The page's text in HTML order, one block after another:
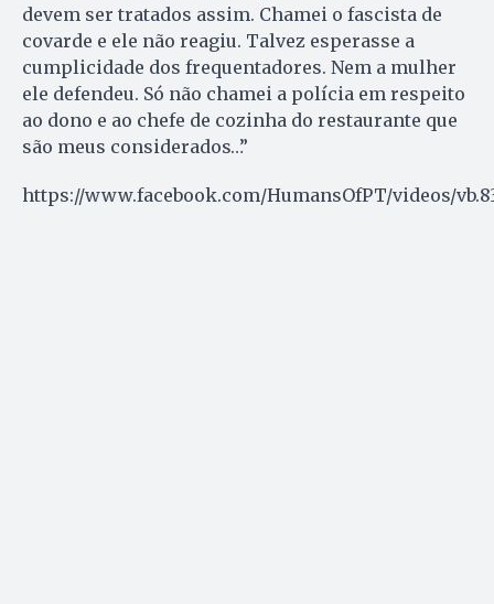
devem ser tratados assim. Chamei o fascista de
covarde e ele não reagiu. Talvez esperasse a
cumplicidade dos frequentadores. Nem a mulher
ele defendeu. Só não chamei a polícia em respeito
ao dono e ao chefe de cozinha do restaurante que
são meus considerados…”
https://www.facebook.com/HumansOfPT/videos/